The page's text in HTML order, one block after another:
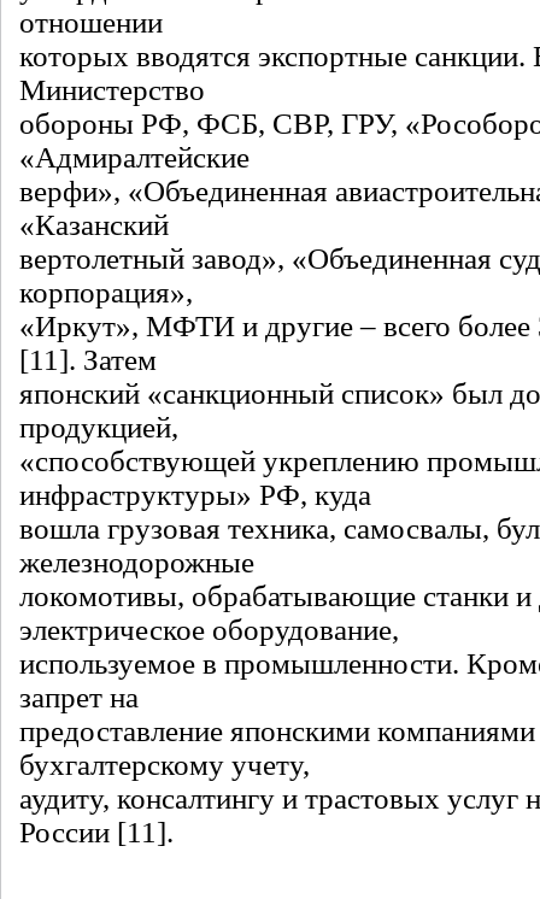
отношении
которых вводятся экспортные
Министерство
обороны РФ, ФСБ, СВР, ГРУ,
«Адмиралтейские
верфи», «Объединенная
«Казанский
вертолетный завод», «Объединенная
корпорация»,
«Иркут», МФТИ и другие – всего более
[11]. Затем
японский «санкционный список» был
продукцией,
«способствующей укреплению
инфраструктуры» РФ, куда
вошла грузовая техника, самосвалы,
железнодорожные
локомотивы, обрабатывающие станки и
электрическое оборудование,
используемое в промышленности.
запрет на
предоставление японскими компаниями
бухгалтерскому учету,
аудиту, консалтингу и трастовых услуг
России [11].